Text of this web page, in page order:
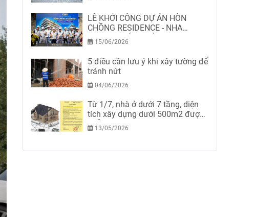
LỄ KHỞI CÔNG DỰ ÁN HÒN
CHỒNG RESIDENCE - NHA
TRANG-KHÁNH HÒA
15/06/2026
5 điều cần lưu ý khi xây tường để
tránh nứt
04/06/2026
Từ 1/7, nhà ở dưới 7 tầng, diện
tích xây dựng dưới 500m2 được
miễn giấy phép xây dựng
13/05/2026